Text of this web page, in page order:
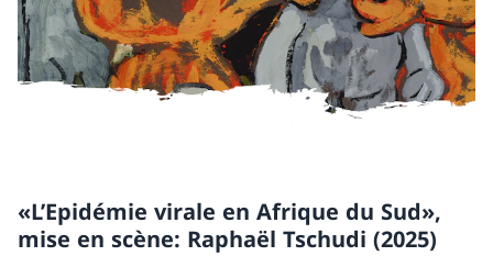
«L’Epidémie virale en Afrique du Sud»,
mise en scène: Raphaël Tschudi (2025)